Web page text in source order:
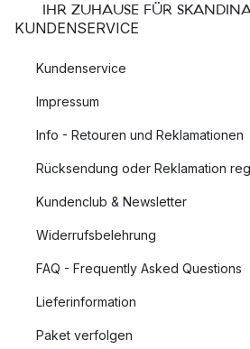
IHR ZUHAUSE FÜR
KUNDENSERVICE
Kundenservice
Impressum
Info - Retouren und Reklamationen
Rücksendung oder Reklamation
Kundenclub & Newsletter
Widerrufsbelehrung
FAQ - Frequently Asked Questions
Lieferinformation
Paket verfolgen